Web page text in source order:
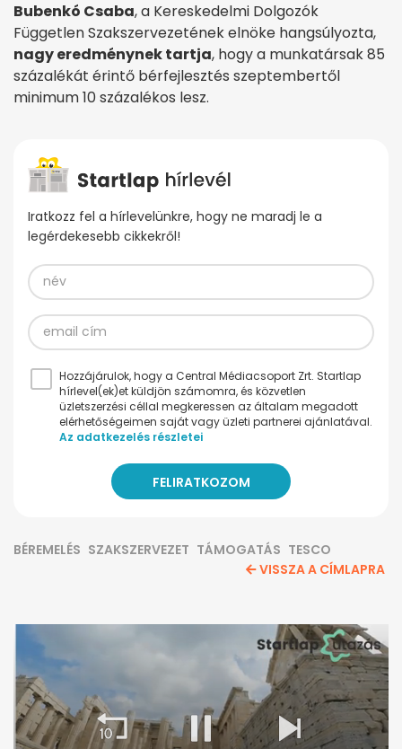
Bubenkó Csaba, a Kereskedelmi Dolgozók
Független Szakszervezetének elnöke hangsúlyozta,
nagy eredménynek tartja, hogy a munkatársak 85
százalékát érintő bérfejlesztés szeptembertől
minimum 10 százalékos lesz.
Iratkozz fel a hírlevelünkre, hogy ne maradj le a
legérdekesebb cikkekről!
Hozzájárulok, hogy a Central Médiacsoport Zrt. Startlap
hírlevel(ek)et küldjön számomra, és közvetlen
üzletszerzési céllal megkeressen az általam megadott
elérhetőségeimen saját vagy üzleti partnerei ajánlatával.
Az adatkezelés részletei
BÉREMELÉS SZAKSZERVEZET TÁMOGATÁS TESCO
VISSZA A CÍMLAPRA